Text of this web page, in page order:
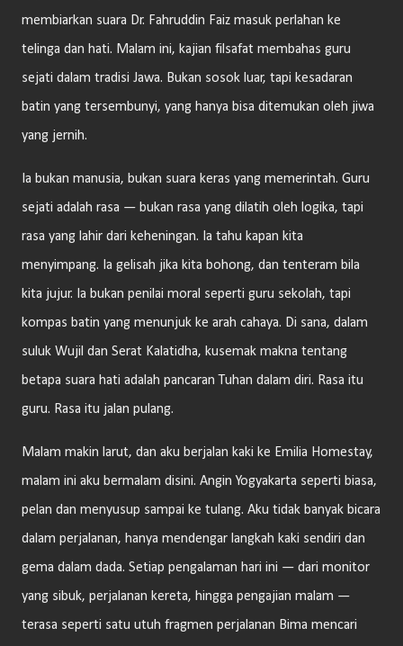
membiarkan suara Dr. Fahruddin Faiz masuk perlahan ke
telinga dan hati. Malam ini, kajian filsafat membahas guru
sejati dalam tradisi Jawa. Bukan sosok luar, tapi kesadaran
batin yang tersembunyi, yang hanya bisa ditemukan oleh jiwa
yang jernih.
Ia bukan manusia, bukan suara keras yang memerintah. Guru
sejati adalah rasa — bukan rasa yang dilatih oleh logika, tapi
rasa yang lahir dari keheningan. Ia tahu kapan kita
menyimpang. Ia gelisah jika kita bohong, dan tenteram bila
kita jujur. Ia bukan penilai moral seperti guru sekolah, tapi
kompas batin yang menunjuk ke arah cahaya. Di sana, dalam
suluk Wujil dan Serat Kalatidha, kusemak makna tentang
betapa suara hati adalah pancaran Tuhan dalam diri. Rasa itu
guru. Rasa itu jalan pulang.
Malam makin larut, dan aku berjalan kaki ke Emilia Homestay,
malam ini aku bermalam disini. Angin Yogyakarta seperti biasa,
pelan dan menyusup sampai ke tulang. Aku tidak banyak bicara
dalam perjalanan, hanya mendengar langkah kaki sendiri dan
gema dalam dada. Setiap pengalaman hari ini — dari monitor
yang sibuk, perjalanan kereta, hingga pengajian malam —
terasa seperti satu utuh fragmen perjalanan Bima mencari